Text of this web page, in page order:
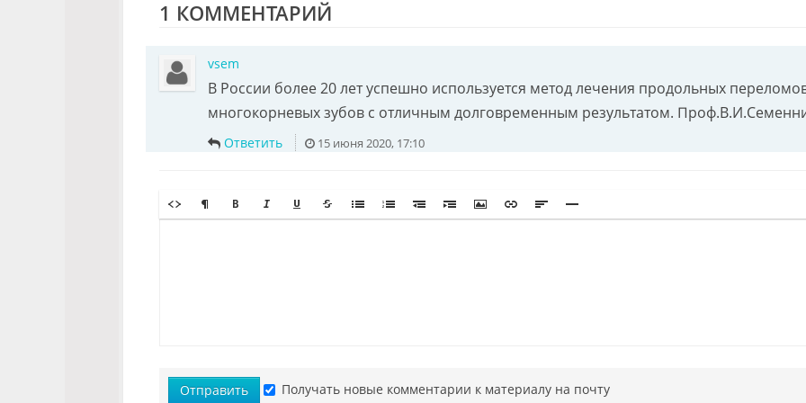
1 КОММЕНТАРИЙ
vsem
В России более 20 лет успешно используется метод лечения продольных
многокорневых зубов с отличным долговременным результатом.
Ответить 15 июня 2020, 17:10
Отправить Получать новые комментарии к материалу на почту